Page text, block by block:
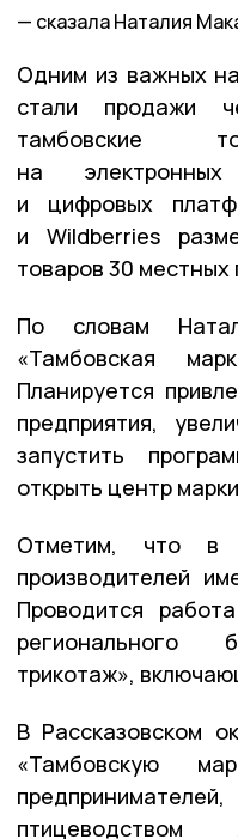
сказала Наталия
Одним из важных
стали продажи
тамбовские
на
и цифровых
и Wildberries
товаров 30 местных
По словам
«Тамбовская
Планируется
предприятия,
запустить
открыть центр
Отметим, что в
производителей
Проводится
регионального
трикотаж»,
В Рассказовском
«Тамбовскую
птицеводством